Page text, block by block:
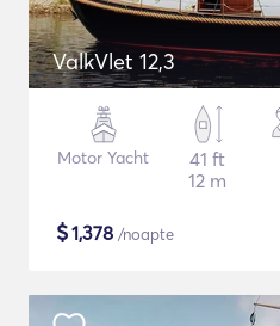
ValkVlet 12,3
Motor Yacht
41 ft
12 m
$1,378 /noapte